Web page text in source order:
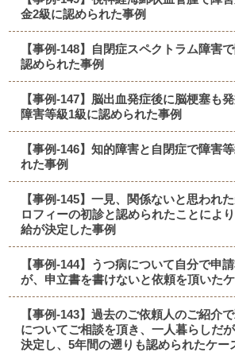
金2級に認められた事例
【事例-148】自閉症スペクトラム障害
認められた事例
【事例-147】脳出血発症後に脳梗塞も
障害等級1級に認められた事例
【事例-146】知的障害と自閉症で障害
れた事例
【事例-145】一見、関係ないと思われ
ロフィーの初診と認められたことによ
給が決定した事例
【事例-144】うつ病について自分で申
が、申立書を書けないと依頼を頂いた
【事例-143】過去のご依頼人のご紹介
についてご相談を頂き、一人暮らしだ
決定し、5年間の遡りも認められたケー